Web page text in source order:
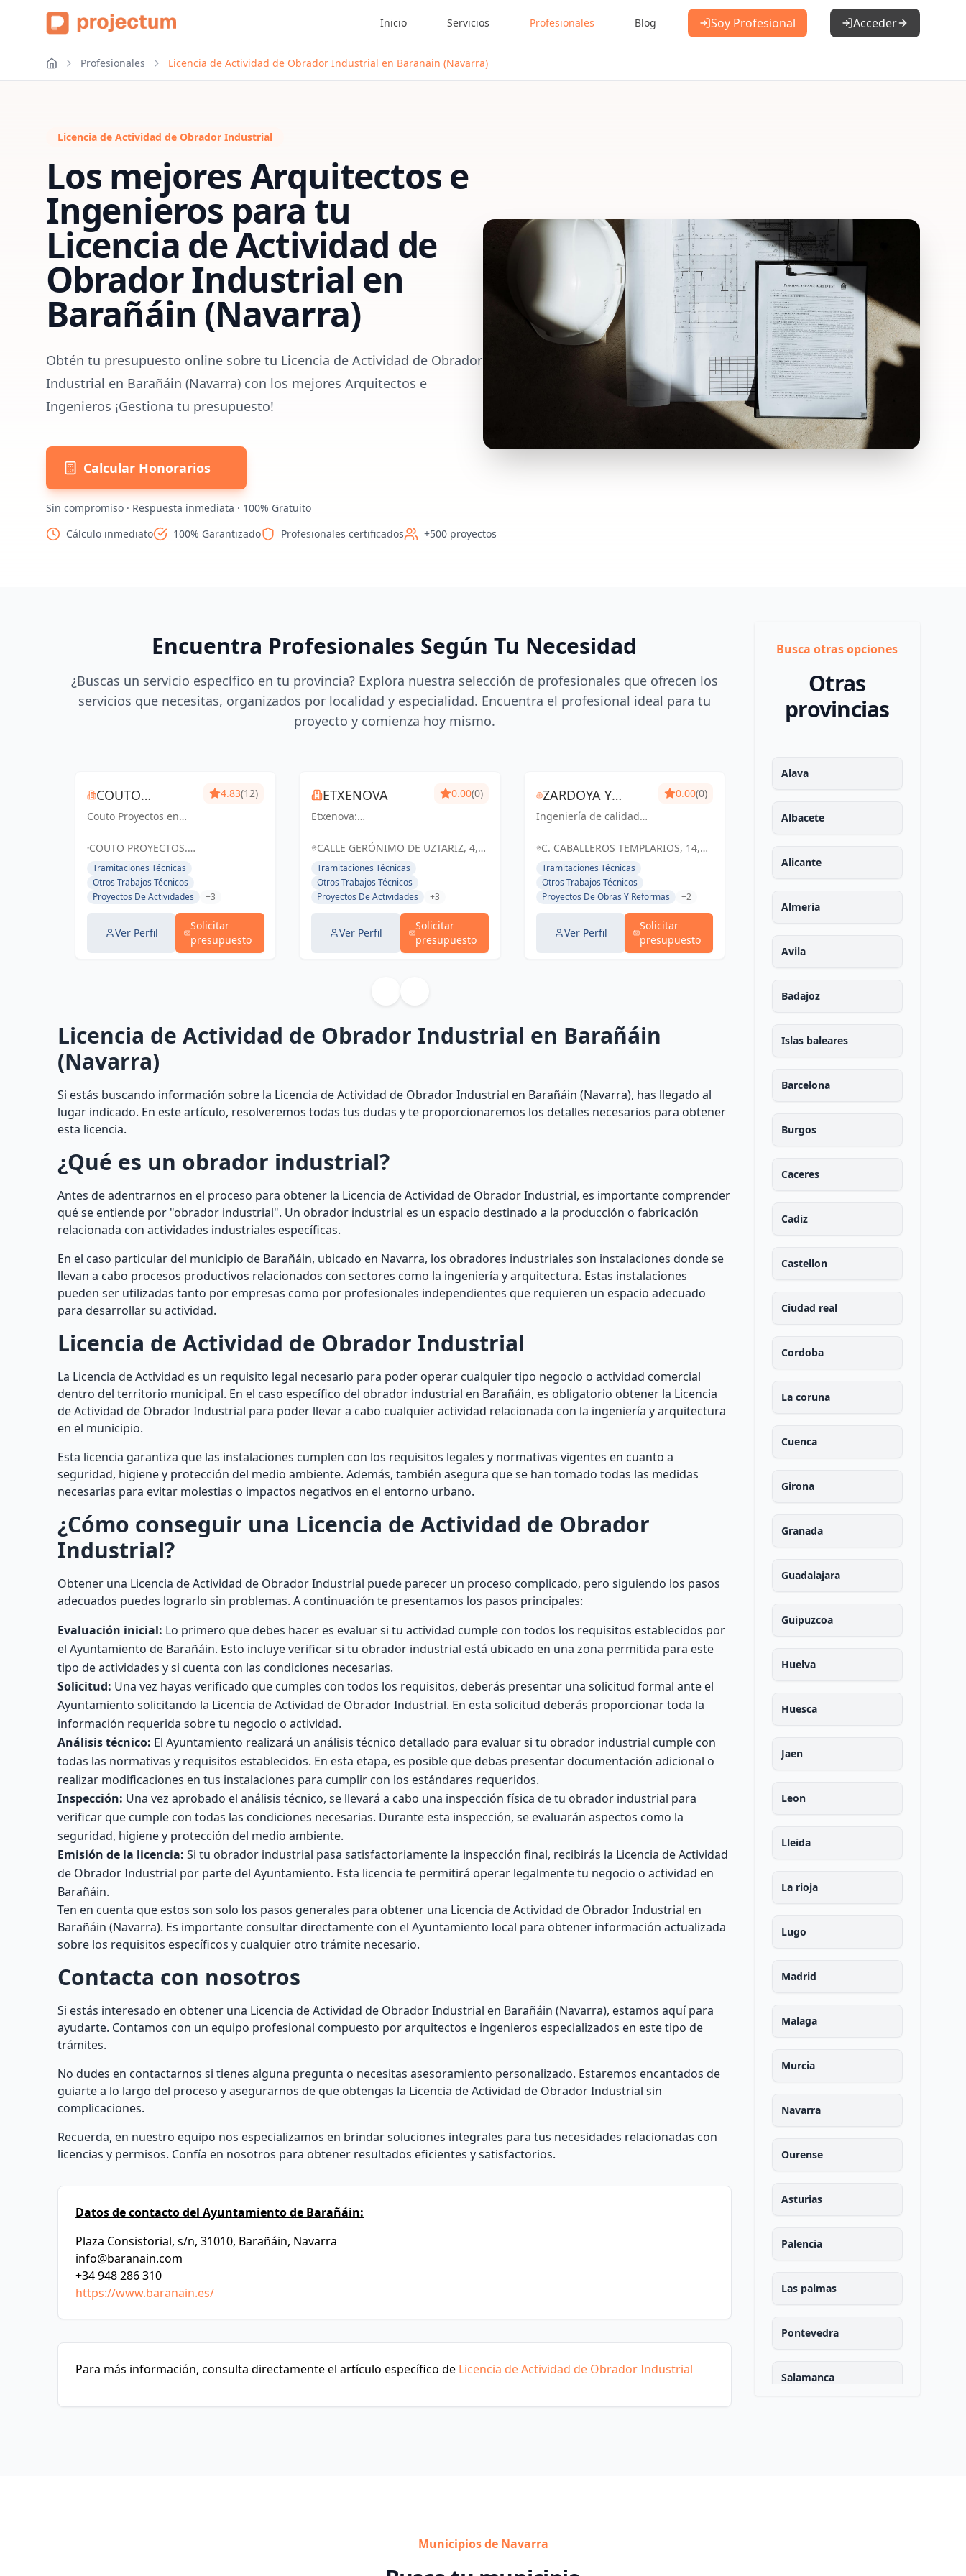
Inicio Servicios Profesionales Blog Soy Profesional Acceder
Profesionales Licencia de Actividad de Obrador Industrial en Baranain (Navarra)
Licencia de Actividad de Obrador Industrial
Los mejores Arquitectos e
Ingenieros para tu
Licencia de Actividad de
Obrador Industrial en
Barañáin (Navarra)
Obtén tu presupuesto online sobre tu Licencia de Actividad de Obrador
Industrial en Barañáin (Navarra) con los mejores Arquitectos e
Ingenieros ¡Gestiona tu presupuesto!
Calcular Honorarios
Sin compromiso · Respuesta inmediata · 100% Gratuito
Cálculo inmediato
100% Garantizado Profesionales certificados +500 proyectos
Encuentra Profesionales Según Tu Necesidad
¿Buscas un servicio específico en tu provincia? Explora nuestra selección de profesionales que ofrecen los
servicios que necesitas, organizados por localidad y especialidad. Encuentra el profesional ideal para tu
proyecto y comienza hoy mismo.
COUTO
PROYECTOS
Couto Proyectos en
servicios
integrales, desde
viviendas hasta
eliminación de
arquitectónicas.
4.83(12)
COUTO PROYECTOS.
ARQUITECTURA, ELIMINACIÓN DE
BARRERAS Y MEJORA DE
ENVOLVENTES TÉRMICAS EN
NAVARRA, 31191 CORDOVILLA,
Tramitaciones Técnicas
Otros Trabajos Técnicos
Proyectos De Actividades
+3
Ver Perfil
Solicitar
presupuesto
ETXENOVA
Etxenova:
en realidad. Ingeniería
Pamplona y Navarra.
Soluciones eficientes y
sostenibles para tus
0.00(0)
CALLE GERÓNIMO DE UZTARIZ, 4,
PAMPLONA, ESPAÑA, España
Tramitaciones Técnicas
Otros Trabajos Técnicos
Proyectos De Actividades
+3
Ver Perfil
Solicitar
presupuesto
ZARDOYA Y
HUETE
INGENIERIA SL
Ingeniería de calidad
Zardoya y Huete
confiables en Navarra y
Ribaforada.
0.00(0)
C. CABALLEROS TEMPLARIOS, 14,
31550 RIBAFORADA, ESPAÑA,
España
Tramitaciones Técnicas
Otros Trabajos Técnicos
Proyectos De Obras Y Reformas
+2
Ver Perfil
Solicitar
presupuesto
Licencia de Actividad de Obrador Industrial en Barañáin
(Navarra)
Si estás buscando información sobre la Licencia de Actividad de Obrador Industrial en Barañáin (Navarra), has llegado al
lugar indicado. En este artículo, resolveremos todas tus dudas y te proporcionaremos los detalles necesarios para obtener
esta licencia.
¿Qué es un obrador industrial?
Antes de adentrarnos en el proceso para obtener la Licencia de Actividad de Obrador Industrial, es importante comprender
qué se entiende por "obrador industrial". Un obrador industrial es un espacio destinado a la producción o fabricación
relacionada con actividades industriales específicas.
En el caso particular del municipio de Barañáin, ubicado en Navarra, los obradores industriales son instalaciones donde se
llevan a cabo procesos productivos relacionados con sectores como la ingeniería y arquitectura. Estas instalaciones
pueden ser utilizadas tanto por empresas como por profesionales independientes que requieren un espacio adecuado
para desarrollar su actividad.
Licencia de Actividad de Obrador Industrial
La Licencia de Actividad es un requisito legal necesario para poder operar cualquier tipo negocio o actividad comercial
dentro del territorio municipal. En el caso específico del obrador industrial en Barañáin, es obligatorio obtener la Licencia
de Actividad de Obrador Industrial para poder llevar a cabo cualquier actividad relacionada con la ingeniería y arquitectura
en el municipio.
Esta licencia garantiza que las instalaciones cumplen con los requisitos legales y normativas vigentes en cuanto a
seguridad, higiene y protección del medio ambiente. Además, también asegura que se han tomado todas las medidas
necesarias para evitar molestias o impactos negativos en el entorno urbano.
¿Cómo conseguir una Licencia de Actividad de Obrador
Industrial?
Obtener una Licencia de Actividad de Obrador Industrial puede parecer un proceso complicado, pero siguiendo los pasos
adecuados puedes lograrlo sin problemas. A continuación te presentamos los pasos principales:
Evaluación inicial: Lo primero que debes hacer es evaluar si tu actividad cumple con todos los requisitos establecidos por
el Ayuntamiento de Barañáin. Esto incluye verificar si tu obrador industrial está ubicado en una zona permitida para este
tipo de actividades y si cuenta con las condiciones necesarias.
Solicitud: Una vez hayas verificado que cumples con todos los requisitos, deberás presentar una solicitud formal ante el
Ayuntamiento solicitando la Licencia de Actividad de Obrador Industrial. En esta solicitud deberás proporcionar toda la
información requerida sobre tu negocio o actividad.
Análisis técnico: El Ayuntamiento realizará un análisis técnico detallado para evaluar si tu obrador industrial cumple con
todas las normativas y requisitos establecidos. En esta etapa, es posible que debas presentar documentación adicional o
realizar modificaciones en tus instalaciones para cumplir con los estándares requeridos.
Inspección: Una vez aprobado el análisis técnico, se llevará a cabo una inspección física de tu obrador industrial para
verificar que cumple con todas las condiciones necesarias. Durante esta inspección, se evaluarán aspectos como la
seguridad, higiene y protección del medio ambiente.
Emisión de la licencia: Si tu obrador industrial pasa satisfactoriamente la inspección final, recibirás la Licencia de Actividad
de Obrador Industrial por parte del Ayuntamiento. Esta licencia te permitirá operar legalmente tu negocio o actividad en
Barañáin.
Ten en cuenta que estos son solo los pasos generales para obtener una Licencia de Actividad de Obrador Industrial en
Barañáin (Navarra). Es importante consultar directamente con el Ayuntamiento local para obtener información actualizada
sobre los requisitos específicos y cualquier otro trámite necesario.
Contacta con nosotros
Si estás interesado en obtener una Licencia de Actividad de Obrador Industrial en Barañáin (Navarra), estamos aquí para
ayudarte. Contamos con un equipo profesional compuesto por arquitectos e ingenieros especializados en este tipo de
trámites.
No dudes en contactarnos si tienes alguna pregunta o necesitas asesoramiento personalizado. Estaremos encantados de
guiarte a lo largo del proceso y asegurarnos de que obtengas la Licencia de Actividad de Obrador Industrial sin
complicaciones.
Recuerda, en nuestro equipo nos especializamos en brindar soluciones integrales para tus necesidades relacionadas con
licencias y permisos. Confía en nosotros para obtener resultados eficientes y satisfactorios.
Datos de contacto del Ayuntamiento de Barañáin:
Plaza Consistorial, s/n, 31010, Barañáin, Navarra
info@baranain.com
+34 948 286 310
https://www.baranain.es/
Para más información, consulta directamente el artículo específico de Licencia de Actividad de Obrador Industrial
Busca otras opciones
Otras
provincias
Alava
Albacete
Alicante
Almeria
Avila
Badajoz
Islas baleares
Barcelona
Burgos
Caceres
Cadiz
Castellon
Ciudad real
Cordoba
La coruna
Cuenca
Girona
Granada
Guadalajara
Guipuzcoa
Huelva
Huesca
Jaen
Leon
Lleida
La rioja
Lugo
Madrid
Malaga
Murcia
Navarra
Ourense
Asturias
Palencia
Las palmas
Pontevedra
Salamanca
Municipios de Navarra